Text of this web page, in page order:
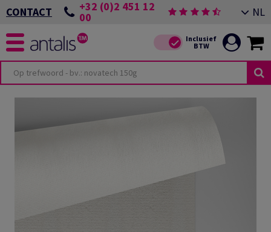
CONTACT +32 (0)2 451 12
00 NL